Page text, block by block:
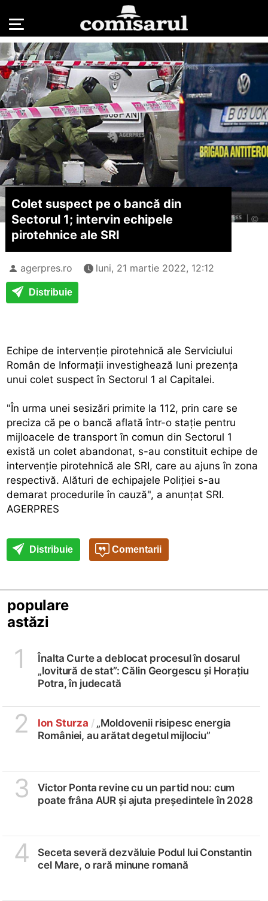
Colet suspect pe o bancă din
Sectorul 1; intervin echipele
pirotehnice ale SRI
agerpres.ro luni, 21 martie 2022, 12:12
Distribuie
Echipe de intervenţie pirotehnică ale Serviciului
Român de Informaţii investighează luni prezenţa
unui colet suspect în Sectorul 1 al Capitalei.
"În urma unei sesizări primite la 112, prin care se
preciza că pe o bancă aflată într-o staţie pentru
mijloacele de transport în comun din Sectorul 1
există un colet abandonat, s-au constituit echipe de
intervenţie pirotehnică ale SRI, care au ajuns în zona
respectivă. Alături de echipajele Poliţiei s-au
demarat procedurile în cauză", a anunţat SRI.
AGERPRES
Distribuie Comentarii
populare
astăzi
1
Înalta Curte a deblocat procesul în dosarul
„lovitură de stat”: Călin Georgescu și Horațiu
Potra, în judecată
2 Ion Sturza /„Moldovenii risipesc energia
României, au arătat degetul mijlociu”
3
Victor Ponta revine cu un partid nou: cum
poate frâna AUR și ajuta președintele în 2028
4
Seceta severă dezvăluie Podul lui Constantin
cel Mare, o rară minune romană